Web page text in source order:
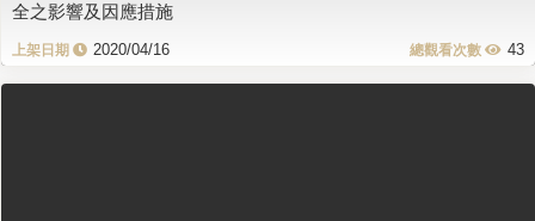
全之影響及因應措施
2020/04/16 43